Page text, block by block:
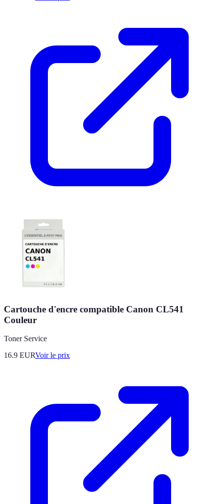
Cartouche d'encre compatible Canon CL541
Couleur
Toner Service
16.9 EURVoir le prix